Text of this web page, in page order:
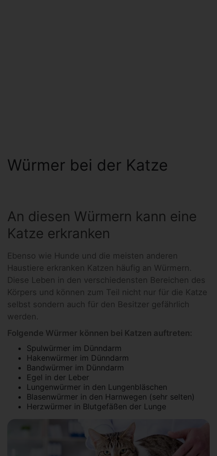
Würmer bei der Katze
An diesen Würmern kann eine
Katze erkranken
Ebenso wie Hunde und die meisten anderen
Haustiere erkranken Katzen häufig an Würmern.
Diese Leben in den verschiedensten Bereichen des
Körpers und können zum Teil nicht nur für die Katze
selbst sondern auch für den Besitzer gefährlich
werden.
Folgende Würmer können bei Katzen auftreten:
Spulwürmer im Dünndarm
Hakenwürmer im Dünndarm
Bandwürmer im Dünndarm
Egel in der Leber
Lungenwürmer in den Lungenbläschen
Blasenwürmer in den Harnwegen (sehr selten)
Herzwürmer in Blutgefäßen der Lunge